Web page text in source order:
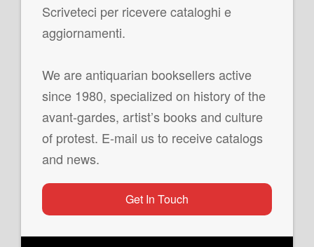
Scriveteci per ricevere cataloghi e
aggiornamenti.
We are antiquarian booksellers active
since 1980, specialized on history of the
avant-gardes, artist’s books and culture
of protest. E-mail us to receive catalogs
and news.
Get In Touch